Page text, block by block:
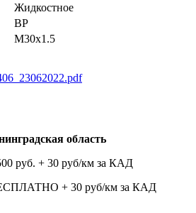
Жидкостное
ВР
M30x1.5
область
руб. + 30 руб/км за КАД
+ 30 руб/км за КАД